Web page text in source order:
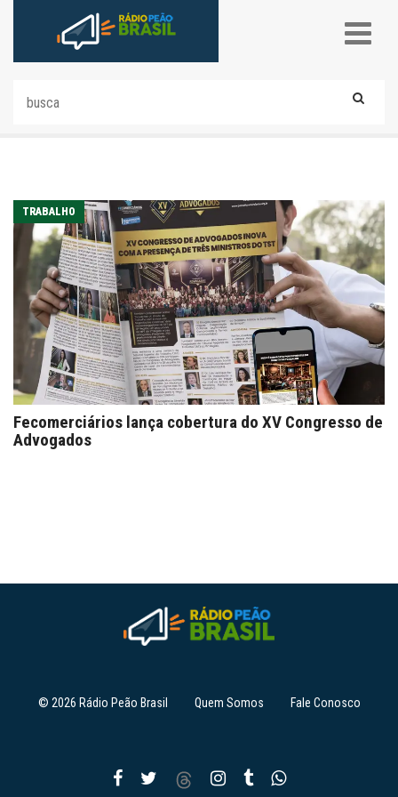
TRABALHO
Fecomerciários lança cobertura do XV Congresso de
Advogados
© 2026 Rádio Peão Brasil Quem Somos Fale Conosco